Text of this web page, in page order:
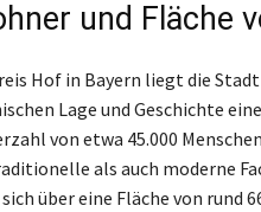
und Fläche
Hof in Bayern liegt die
Lage und Geschichte
von etwa 45.000
als auch moderne
über eine Fläche von rund